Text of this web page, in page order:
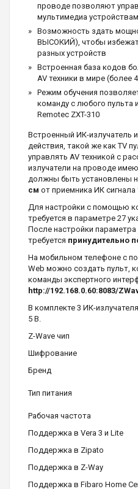
проводе позволяют
мультимедиа
Возможность здать
ВЫСОКИЙ), чтобы
разных устройств
Встроенная база кодов
AV техники в мире (более
Режим обучения
команду с любого пульта
Remotec ZXT-310
Встроенный ИК-излучатель
действия, такой же как TV
управлять AV техникой с
излучатели на проводе
должны быть установлены
см от приемника ИК сигнала
Для настройки с помощью
требуется в параметре 27
После настройки параметра
требуется принудительно
На мобильном телефоне с
Web можно создать пульт,
команды экспертного
http://192.168.0.60:8083/
В комплекте 3 ИК-
5 В.
Z-Wave чип
Шифрование
Бренд
Тип питания
Рабочая частота
Поддержка в Vera 3 и Lite
Поддержка в Zipato
Поддержка в Z-Way
Поддержка в Fibaro Home